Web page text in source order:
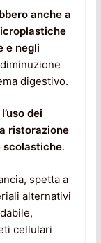
anche a
e negli
digestivo.
dei
ristorazione
scolastiche.
spetta a
alternativi
cellulari